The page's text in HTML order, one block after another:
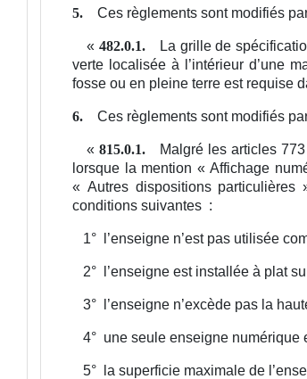
5. Ces règlements sont modifiés
« 482.0.1.
La grille de
verte localisée à l’intérieur d’une
fosse ou en pleine terre est requise
6. Ces règlements sont modifiés
«815.0.1.
Malgré les articles
lorsque la mention « Affichage
« Autres dispositions
conditions suivantes :
1° l’enseigne n’est pas utilisée
2° l’enseigne est installée à plat
3° l’enseigne n’excède pas la
4° une seule enseigne numérique
5° la superficie maximale de